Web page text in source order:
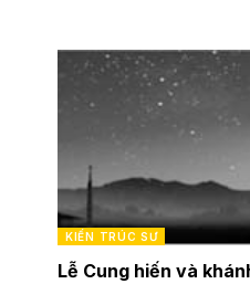
KIẾN TRÚC SƯ
Lễ Cung hiến và